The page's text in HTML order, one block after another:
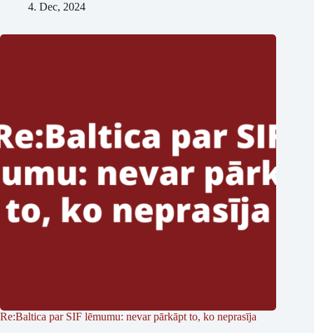
4. Dec, 2024
Re:Baltica par SIF lēmumu: nevar pārkāpt to, ko neprasīja